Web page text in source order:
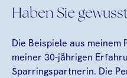
Haben Sie
Die Beispiele aus meinem
meiner 30-jährigen
Sparringspartnerin. Die